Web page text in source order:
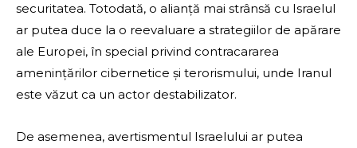
securitatea. Totodată, o alianță mai strânsă cu Israelul
ar putea duce la o reevaluare a strategiilor de apărare
ale Europei, în special privind contracararea
amenințărilor cibernetice și terorismului, unde Iranul
este văzut ca un actor destabilizator.
De asemenea, avertismentul Israelului ar putea